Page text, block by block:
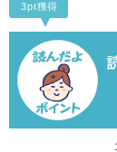
3pt獲得